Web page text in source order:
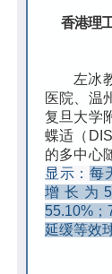
香港理
左冰
医院、温
复旦大学
蝶适（
的多中心
显示： 每
增长为
55.10%
延缓等效